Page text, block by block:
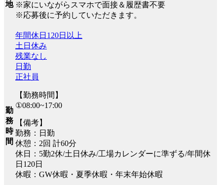
地 ※家にいながらスマホで面接＆履歴書不要
※応募後に予約していただきます。
勤
務
時
間
年間休日120日以上
土日休み
残業なし
日勤
正社員
【勤務時間】
①08:00~17:00
【備考】
勤務：日勤
休憩：2回 計60分
休日：5勤2休/土日休み/工場カレンダーに準ずる/年間休
日120日
休暇：GW休暇・夏季休暇・年末年始休暇